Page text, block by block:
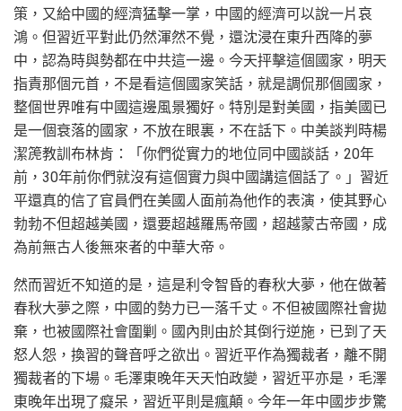
策，又給中國的經濟猛擊一掌，中國的經濟可以說一片哀
鴻。但習近平對此仍然渾然不覺，還沈浸在東升西降的夢
中，認為時與勢都在中共這一邊。今天抨擊這個國家，明天
指責那個元首，不是看這個國家笑話，就是調侃那個國家，
整個世界唯有中國這邊風景獨好。特別是對美國，指美國已
是一個衰落的國家，不放在眼裏，不在話下。中美談判時楊
潔箎教訓布林肯：「你們從實力的地位同中國談話，20年
前，30年前你們就沒有這個實力與中國講這個話了。」習近
平還真的信了官員們在美國人面前為他作的表演，使其野心
勃勃不但超越美國，還要超越羅馬帝國，超越蒙古帝國，成
為前無古人後無來者的中華大帝。
然而習近不知道的是，這是利令智昏的春秋大夢，他在做著
春秋大夢之際，中國的勢力已一落千丈。不但被國際社會拋
棄，也被國際社會圍剿。國內則由於其倒行逆施，已到了天
怒人怨，換習的聲音呼之欲出。習近平作為獨裁者，離不開
獨裁者的下場。毛澤東晚年天天怕政變，習近平亦是，毛澤
東晚年出現了癡呆，習近平則是瘋顛。今年一年中國步步驚